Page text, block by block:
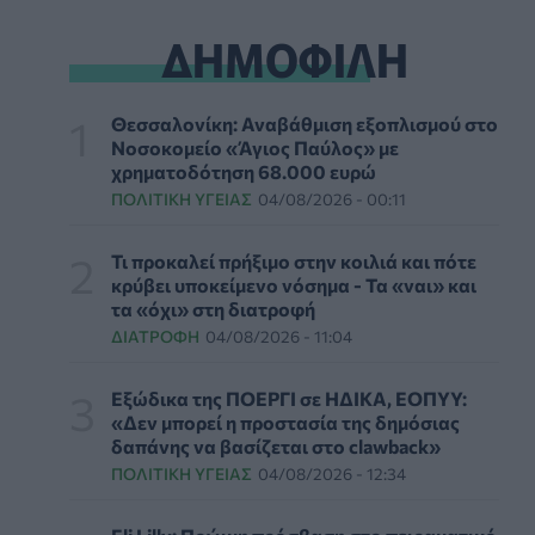
λειτουργία της εφοδιαστικής αλυσίδας
φαρμάκων
PHARMA POLICY 06/08/2026 - 13:54
ρόλος του βιολογικού προγραμματισμού μας
ΔΙΑΤΡΟΦΉ 06/08/2026 - 13:00
ΠΙΣ: Η διορισμένη από το Υπουργείο Υγείας
εκλογές
ΠΟΛΙΤΙΚΉ ΥΓΕΊΑΣ 06/08/2026 - 12:32
Eli Lilly: Εκρηκτική άνοδος στις πωλήσεις των
βάρους
ΔΗΜΟΦΙΛΗ
Θεσσαλονίκη: Αναβάθμιση εξοπλισμού στο
Νοσοκομείο «Άγιος Παύλος» με
χρηματοδότηση 68.000 ευρώ
ΠΟΛΙΤΙΚΉ ΥΓΕΊΑΣ 04/08/2026 - 00:11
Τι προκαλεί πρήξιμο στην κοιλιά και πότε
κρύβει υποκείμενο νόσημα - Τα «ναι» και
τα «όχι» στη διατροφή
ΔΙΑΤΡΟΦΉ 04/08/2026 - 11:04
Εξώδικα της ΠΟΕΡΓΙ σε ΗΔΙΚΑ, ΕΟΠΥΥ:
«Δεν μπορεί η προστασία της δημόσιας
δαπάνης να βασίζεται στο clawback»
ΠΟΛΙΤΙΚΉ ΥΓΕΊΑΣ 04/08/2026 - 12:34